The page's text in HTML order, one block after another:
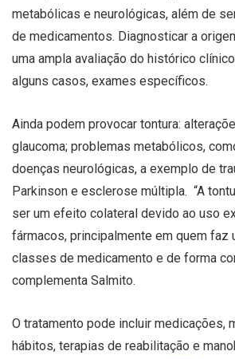
metabólicas e neurológicas, além de
de medicamentos. Diagnosticar a
uma ampla avaliação do histórico
alguns casos, exames específicos.
Ainda podem provocar tontura:
glaucoma; problemas metabólicos,
doenças neurológicas, a exemplo de
Parkinson e esclerose múltipla. “A
ser um efeito colateral devido ao uso
fármacos, principalmente em quem faz
classes de medicamento e de forma
complementa Salmito.
O tratamento pode incluir medicações,
hábitos, terapias de reabilitação e